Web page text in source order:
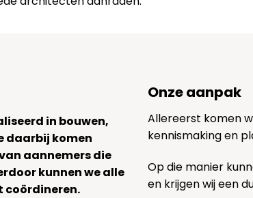
in bouwen,
daarbij komen
aannemers die
kunnen we alle
coördineren.
Onze aanpak
Allereerst komen
kennismaking en
Op die manier
en krijgen wij een